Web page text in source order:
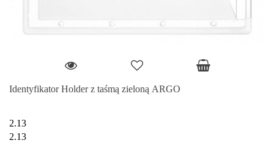
Identyfikator Holder z taśmą zieloną ARGO
2.13
2.13